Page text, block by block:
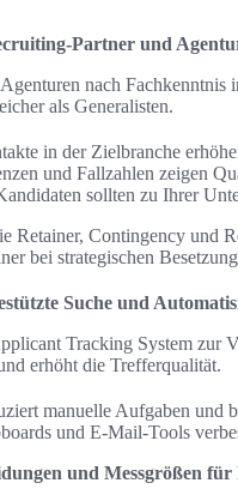
Partner und
nach
als Generalisten.
in der Zielbranche
und Fallzahlen zeigen
sollten zu Ihrer
Retainer, Contingency und
bei strategischen
Suche und
Tracking System zur
erhöht die Trefferqualität.
manuelle Aufgaben und
und E-Mail-Tools
und Messgrößen